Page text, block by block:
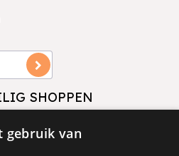
SHOPPEN
gebruik van